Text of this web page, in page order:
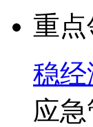
重
稳经
应